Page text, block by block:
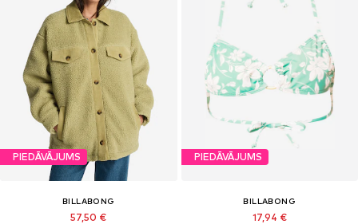
PIEDĀVĀJUMS
BILLABONG
57,50 €
PIEDĀVĀJUMS
BILLABONG
17,94 €